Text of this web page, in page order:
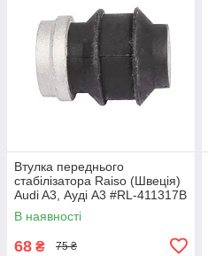
Втулка переднього
стабілізатора Raiso (Швеція)
Audi A3, Ауді А3 #RL-411317B
UACKGAU7
В наявності
68 ₴ 75 ₴